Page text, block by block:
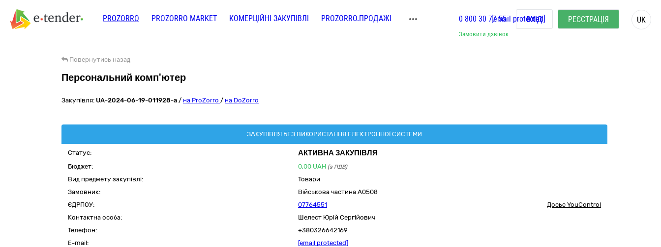
PROZORRO PROZORRO MARKET КОМЕРЦІЙНІ ЗАКУПІВЛІ PROZORRO.ПРОДАЖІ
Замовити дзвінок
0 800 30 77 55[email protected]
ВХІД РЕЄСТРАЦІЯ UK
Повернутись назад
Персональний комп'ютер
Закупівля: UA-2024-06-19-011928-a / на ProZorro / на DoZorro
ЗАКУПІВЛЯ БЕЗ ВИКОРИСТАННЯ ЕЛЕКТРОННОЇ СИСТЕМИ
Статус: АКТИВНА ЗАКУПІВЛЯ
Бюджет: 0,00 UAH (з ПДВ)
Вид предмету закупівлі:
Товари
Замовник:
Військова частина А0508
ЄДРПОУ:
07764551
Досьє YouControl
Контактна особа:
Шелест Юрій Сергійович
Телефон:
+380326642169
E-mail:
[email protected]